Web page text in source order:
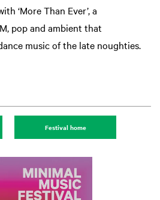
‘More Than Ever’, a
pop and ambient that
music of the late noughties.
Festival home